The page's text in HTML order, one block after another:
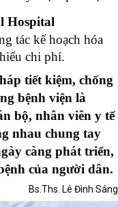
Hospital
tác kế hoạch hóa
chi phí.
tiết kiệm, chống
bệnh viện là
bộ, nhân viên y tế
nhau chung tay
càng phát triển,
của người dân.
Bs.Ths. Lê Đình Sáng